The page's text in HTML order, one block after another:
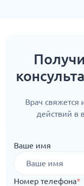
Врач свяжется
действий в
Ваше имя
Номер телефона*